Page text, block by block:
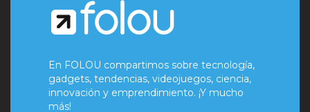
En FOLOU compartimos sobre tecnología,
gadgets, tendencias, videojuegos, ciencia,
innovación y emprendimiento. ¡Y mucho
más!